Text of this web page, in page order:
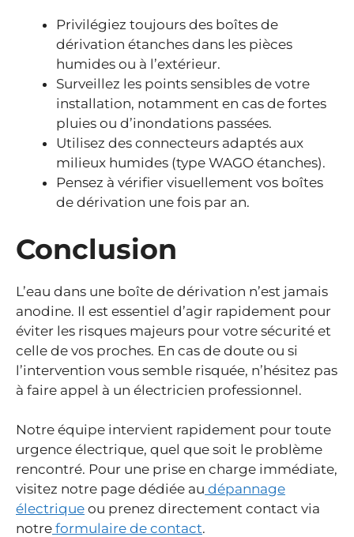
Privilégiez toujours des boîtes de
dérivation étanches dans les pièces
humides ou à l’extérieur.
Surveillez les points sensibles de votre
installation, notamment en cas de fortes
pluies ou d’inondations passées.
Utilisez des connecteurs adaptés aux
milieux humides (type WAGO étanches).
Pensez à vérifier visuellement vos boîtes
de dérivation une fois par an.
Conclusion
L’eau dans une boîte de dérivation n’est jamais
anodine. Il est essentiel d’agir rapidement pour
éviter les risques majeurs pour votre sécurité et
celle de vos proches. En cas de doute ou si
l’intervention vous semble risquée, n’hésitez pas
à faire appel à un électricien professionnel.
Notre équipe intervient rapidement pour toute
urgence électrique, quel que soit le problème
rencontré. Pour une prise en charge immédiate,
visitez notre page dédiée au dépannage
électrique ou prenez directement contact via
notre formulaire de contact.